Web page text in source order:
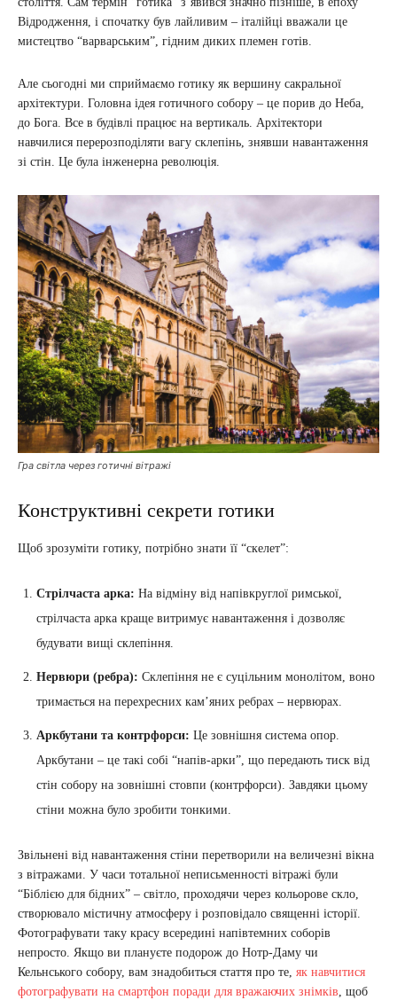
Відродження, і спочатку був лайливим – італійці вважали це
мистецтво “варварським”, гідним диких племен готів.
Але сьогодні ми сприймаємо готику як вершину сакральної
архітектури. Головна ідея готичного собору – це порив до Неба,
до Бога. Все в будівлі працює на вертикаль. Архітектори
навчилися перерозподіляти вагу склепінь, знявши навантаження
зі стін. Це була інженерна революція.
Гра світла через готичні вітражі
Конструктивні секрети готики
Щоб зрозуміти готику, потрібно знати її “скелет”:
Стрілчаста арка: На відміну від напівкруглої римської,
стрілчаста арка краще витримує навантаження і дозволяє
будувати вищі склепіння.
Нервюри (ребра): Склепіння не є суцільним монолітом, воно
тримається на перехресних кам’яних ребрах – нервюрах.
Аркбутани та контрфорси: Це зовнішня система опор.
Аркбутани – це такі собі “напів-арки”, що передають тиск від
стін собору на зовнішні стовпи (контрфорси). Завдяки цьому
стіни можна було зробити тонкими.
Звільнені від навантаження стіни перетворили на величезні вікна
з вітражами. У часи тотальної неписьменності вітражі були
“Біблією для бідних” – світло, проходячи через кольорове скло,
створювало містичну атмосферу і розповідало священні історії.
Фотографувати таку красу всередині напівтемних соборів
непросто. Якщо ви плануєте подорож до Нотр-Даму чи
Кельнського собору, вам знадобиться стаття про те, як навчитися
фотографувати на смартфон поради для вражаючих знімків, щоб